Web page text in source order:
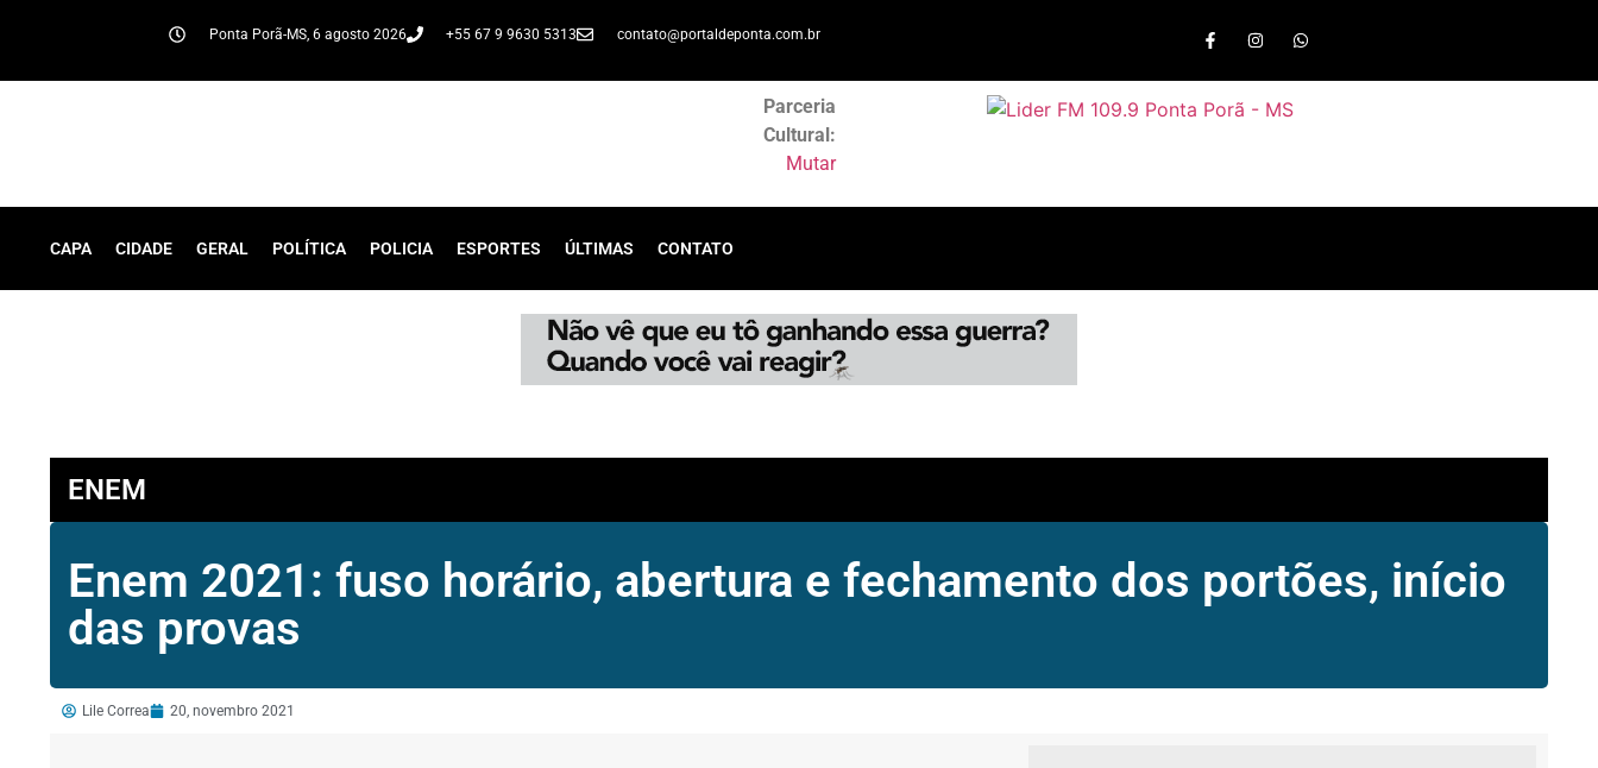
Ponta Porã-MS, 6 agosto 2026 +55 67 9 9630 5313 contato@portaldeponta.com.br
Parceria
Cultural:
Mutar
CAPA CIDADE GERAL POLÍTICA POLICIA ESPORTES ÚLTIMAS CONTATO
ENEM
Enem 2021: fuso horário, abertura e fechamento dos portões, início
das provas
Lile Correa 20, novembro 2021